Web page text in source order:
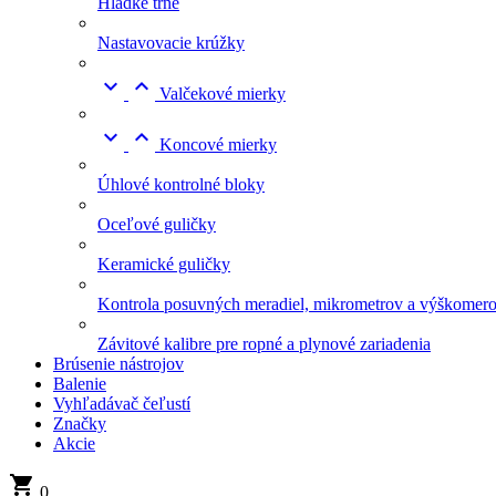
Nastavovacie krúžky
  Valčekové mierky
  Koncové mierky
Úhlové kontrolné bloky
Oceľové guličky
Keramické guličky
Kontrola posuvných meradiel, mikrometrov a
Závitové kalibre pre ropné a plynové zariadenia
Brúsenie nástrojov
Balenie
Vyhľadávač čeľustí
Značky
Akcie
 0